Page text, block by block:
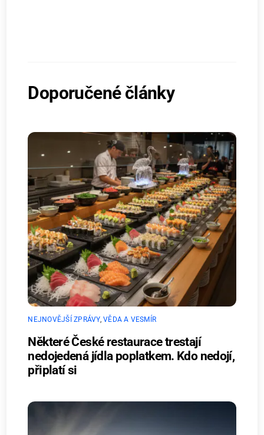
Doporučené články
NEJNOVĚJŠÍ ZPRÁVY,VĚDA A VESMÍR
Některé České restaurace trestají
nedojedená jídla poplatkem. Kdo nedojí,
připlatí si